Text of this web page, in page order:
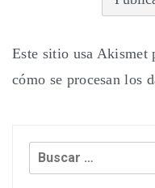
Este sitio usa Akismet
cómo se procesan los
Buscar: